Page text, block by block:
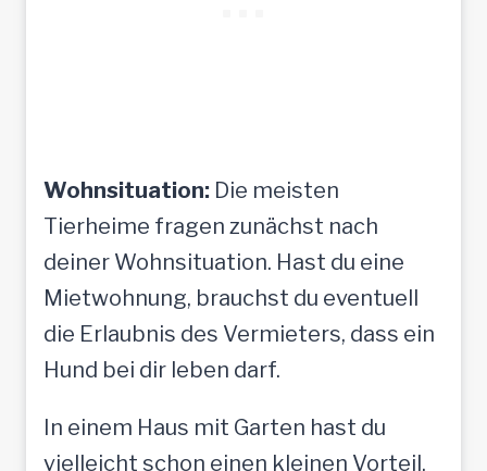
Wohnsituation: Die meisten
Tierheime fragen zunächst nach
deiner Wohnsituation. Hast du eine
Mietwohnung, brauchst du eventuell
die Erlaubnis des Vermieters, dass ein
Hund bei dir leben darf.
In einem Haus mit Garten hast du
vielleicht schon einen kleinen Vorteil,